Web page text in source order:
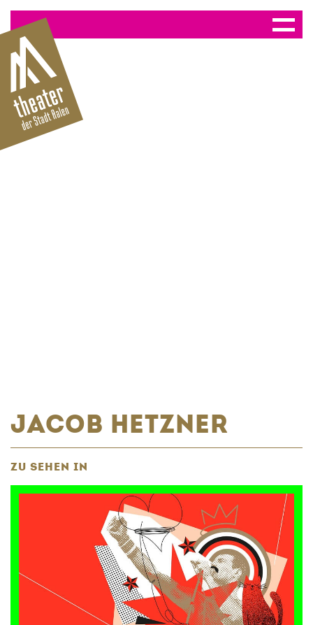
JACOB HETZNER
ZU SEHEN IN